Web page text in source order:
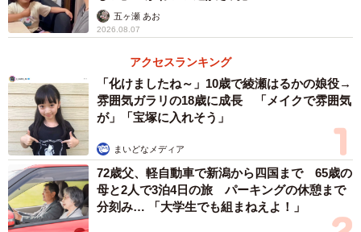
五ヶ瀬 あお
2026.08.07
アクセスランキング
「化けましたね～」10歳で綾瀬はるかの娘役→
雰囲気ガラリの18歳に成長 「メイクで雰囲気
が」「宝塚に入れそう」
まいどなメディア
72歳父、軽自動車で新潟から四国まで 65歳の
母と2人で3泊4日の旅 パーキングの休憩まで
分刻み… 「大学生でも組まねえよ！」